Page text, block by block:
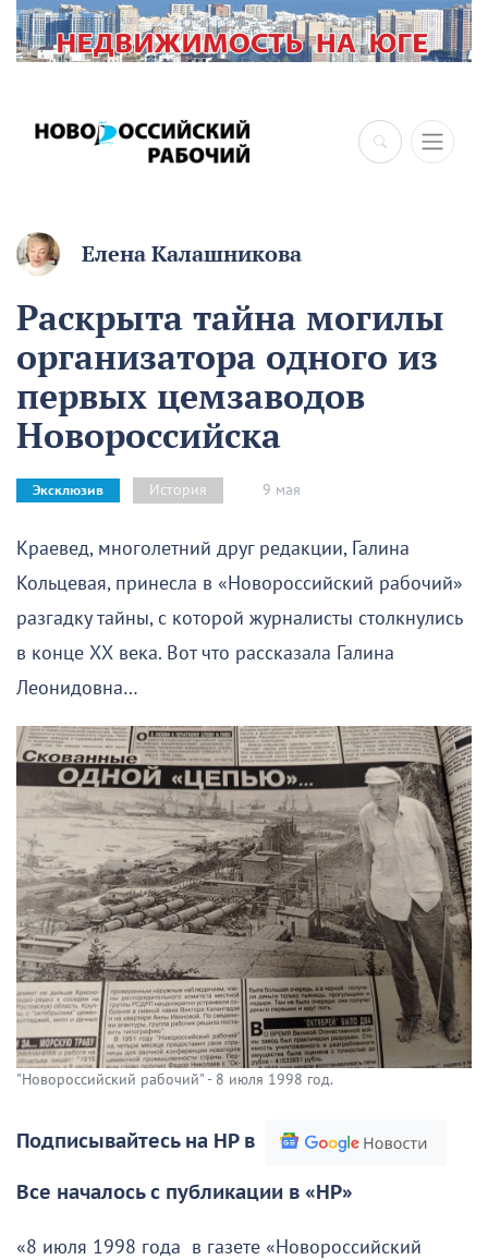
×
Елена Калашникова
Раскрыта тайна могилы
организатора одного из
первых цемзаводов
Новороссийска
Эксклюзив История 9 мая
Краевед, многолетний друг редакции, Галина
Кольцевая, принесла в «Новороссийский рабочий»
разгадку тайны, с которой журналисты столкнулись
в конце ХХ века. Вот что рассказала Галина
Леонидовна…
"Новороссийский рабочий" - 8 июля 1998 год.
Подписывайтесь на НР в
Все началось с публикации в «НР»
«8 июля 1998 года в газете «Новороссийский